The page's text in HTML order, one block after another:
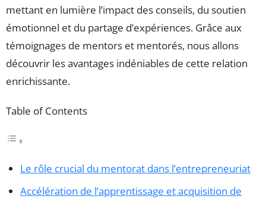
mettant en lumière l’impact des conseils, du soutien
émotionnel et du partage d’expériences. Grâce aux
témoignages de mentors et mentorés, nous allons
découvrir les avantages indéniables de cette relation
enrichissante.
Table of Contents
Le rôle crucial du mentorat dans l’entrepreneuriat
Accélération de l’apprentissage et acquisition de